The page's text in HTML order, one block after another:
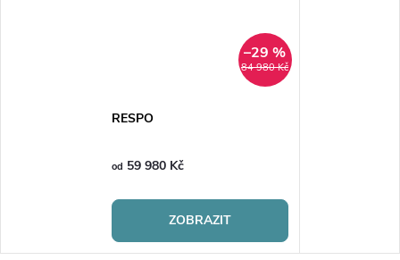
84 980 Kč
–29 %
RESPO
od 59 980 Kč
ZOBRAZIT